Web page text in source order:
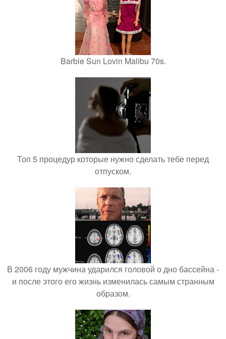
Barbie Sun Lovin Malibu 70s.
Топ 5 процедур которые нужно сделать тебе перед
отпуском.
В 2006 году мужчина ударился головой о дно бассейна -
и после этого его жизнь изменилась самым странным
образом.